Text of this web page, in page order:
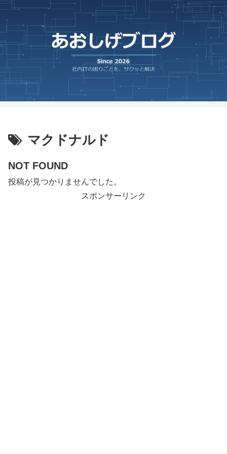
マクドナルド
NOT FOUND
投稿が見つかりませんでした。
スポンサーリンク